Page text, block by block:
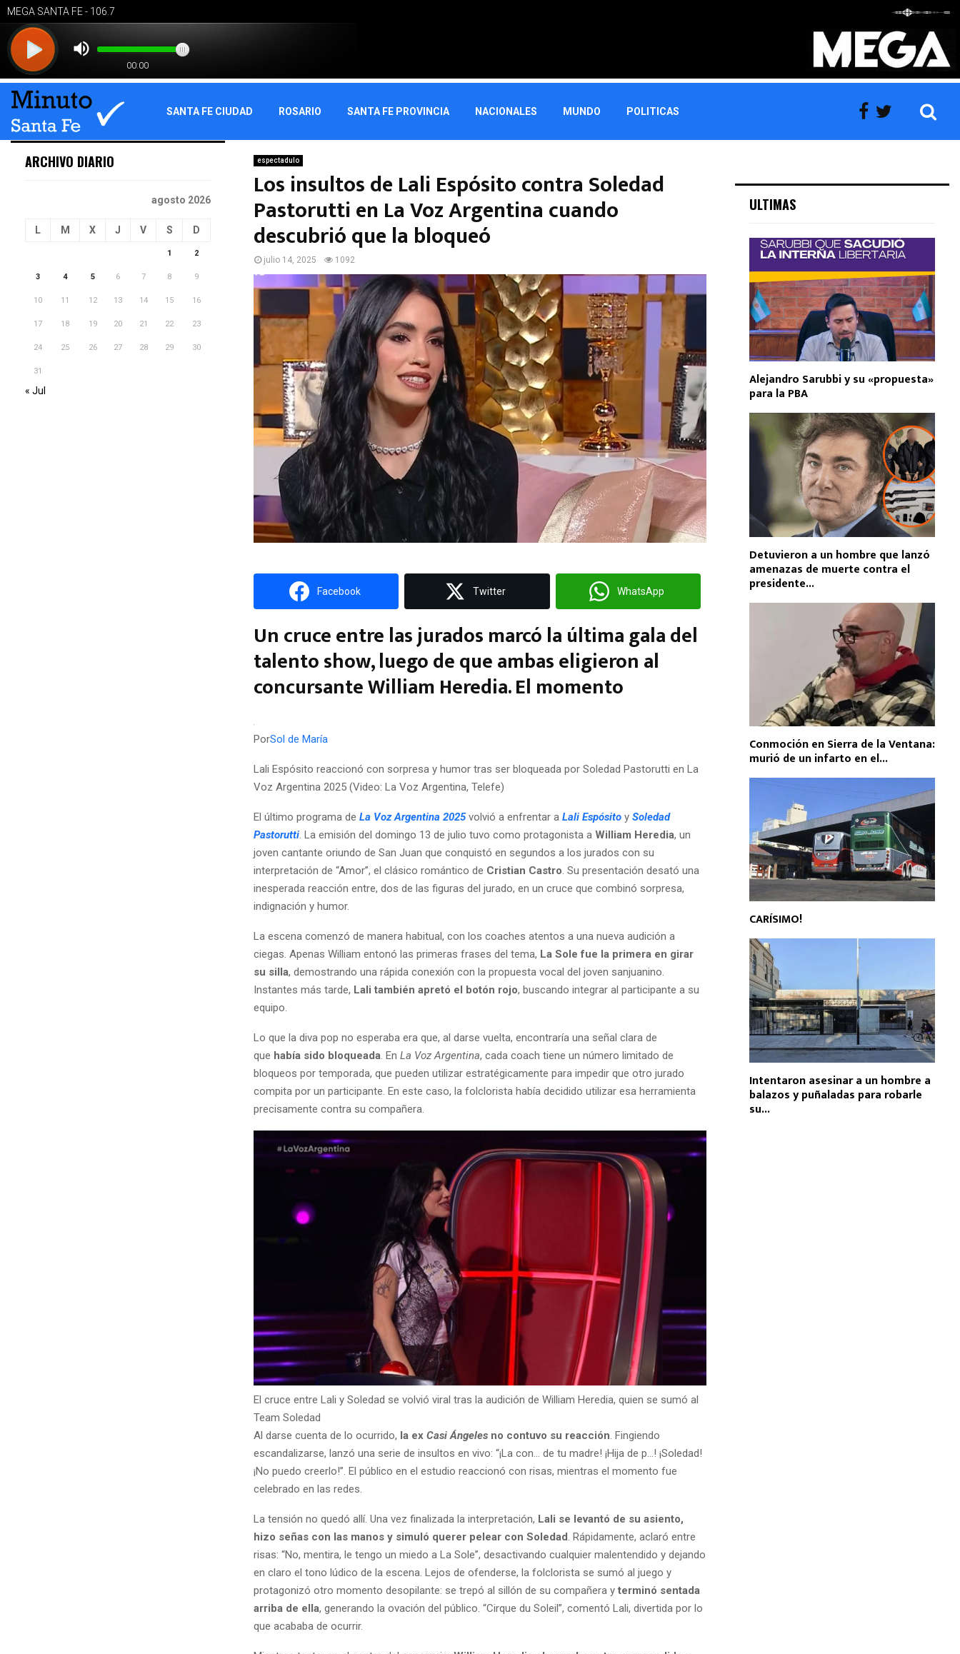
SANTA FE CIUDAD ROSARIO SANTA FE PROVINCIA NACIONALES MUNDO POLITICAS
espectadulo
Los insultos de Lali Espósito contra Soledad
Pastorutti en La Voz Argentina cuando
descubrió que la bloqueó
julio 14, 2025 1092
Facebook Twitter WhatsApp
Un cruce entre las jurados marcó la última gala del
talento show, luego de que ambas eligieron al
concursante William Heredia. El momento
PorSol de María
Lali Espósito reaccionó con sorpresa y humor tras ser bloqueada por Soledad Pastorutti en La
Voz Argentina 2025 (Video: La Voz Argentina, Telefe)
El último programa de La Voz Argentina 2025 volvió a enfrentar a Lali Espósito y Soledad
Pastorutti. La emisión del domingo 13 de julio tuvo como protagonista a William Heredia, un
joven cantante oriundo de San Juan que conquistó en segundos a los jurados con su
interpretación de “Amor”, el clásico romántico de Cristian Castro. Su presentación desató una
inesperada reacción entre, dos de las figuras del jurado, en un cruce que combinó sorpresa,
indignación y humor.
La escena comenzó de manera habitual, con los coaches atentos a una nueva audición a
ciegas. Apenas William entonó las primeras frases del tema, La Sole fue la primera en girar
su silla, demostrando una rápida conexión con la propuesta vocal del joven sanjuanino.
Instantes más tarde, Lali también apretó el botón rojo, buscando integrar al participante a su
equipo.
Lo que la diva pop no esperaba era que, al darse vuelta, encontraría una señal clara de
que había sido bloqueada. En La Voz Argentina, cada coach tiene un número limitado de
bloqueos por temporada, que pueden utilizar estratégicamente para impedir que otro jurado
compita por un participante. En este caso, la folclorista había decidido utilizar esa herramienta
precisamente contra su compañera.
El cruce entre Lali y Soledad se volvió viral tras la audición de William Heredia, quien se sumó al
Team Soledad
Al darse cuenta de lo ocurrido, la ex Casi Ángeles no contuvo su reacción . Fingiendo
escandalizarse, lanzó una serie de insultos en vivo: “¡La con… de tu madre! ¡Hija de p…! ¡Soledad!
¡No puedo creerlo!”. El público en el estudio reaccionó con risas, mientras el momento fue
celebrado en las redes.
La tensión no quedó allí. Una vez finalizada la interpretación, Lali se levantó de su asiento,
hizo señas con las manos y simuló querer pelear con Soledad . Rápidamente, aclaró entre
risas: “No, mentira, le tengo un miedo a La Sole”, desactivando cualquier malentendido y dejando
en claro el tono lúdico de la escena. Lejos de ofenderse, la folclorista se sumó al juego y
protagonizó otro momento desopilante: se trepó al sillón de su compañera y terminó sentada
arriba de ella, generando la ovación del público. “Cirque du Soleil”, comentó Lali, divertida por lo
que acababa de ocurrir.
ARCHIVO DIARIO
agosto 2026
L M X J V S D
1 2
3 4 5 6 7 8 9
10 11 12 13 14 15 16
17 18 19 20 21 22 23
24 25 26 27 28 29 30
31
« Jul
ULTIMAS
Alejandro Sarubbi y su «propuesta»
para la PBA
Detuvieron a un hombre que lanzó
amenazas de muerte contra el
presidente...
Conmoción en Sierra de la Ventana:
murió de un infarto en el...
CARÍSIMO!
Intentaron asesinar a un hombre a
balazos y puñaladas para robarle
su...